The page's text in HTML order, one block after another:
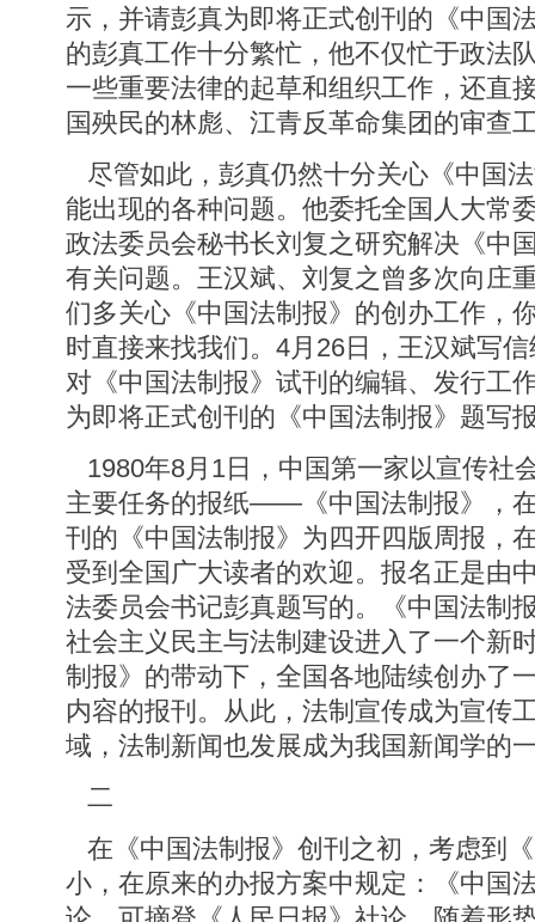
示，并请彭真为即将正式创刊的《中国
的彭真工作十分繁忙，他不仅忙于政法
一些重要法律的起草和组织工作，还直
国殃民的林彪、江青反革命集团的审查
尽管如此，彭真仍然十分关心《中国
能出现的各种问题。他委托全国人大常
政法委员会秘书长刘复之研究解决《中
有关问题。王汉斌、刘复之曾多次向庄
们多关心《中国法制报》的创办工作，
时直接来找我们。4月26日，王汉斌写
对《中国法制报》试刊的编辑、发行工
为即将正式创刊的《中国法制报》题写
1980年8月1日，中国第一家以宣传社
主要任务的报纸——《中国法制报》，
刊的《中国法制报》为四开四版周报，
受到全国广大读者的欢迎。报名正是由
法委员会书记彭真题写的。《中国法制
社会主义民主与法制建设进入了一个新
制报》的带动下，全国各地陆续创办了
内容的报刊。从此，法制宣传成为宣传
域，法制新闻也发展成为我国新闻学的
二
在《中国法制报》创刊之初，考虑到
小，在原来的办报方案中规定：《中国